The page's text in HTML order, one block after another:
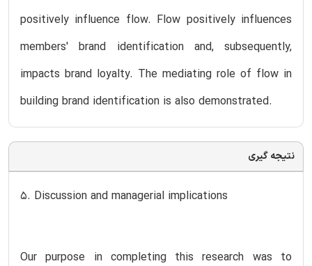
positively influence flow. Flow positively influences
members' brand identification and, subsequently,
impacts brand loyalty. The mediating role of flow in
building brand identification is also demonstrated.
نتیجه گیری
5. Discussion and managerial implications
Our purpose in completing this research was to